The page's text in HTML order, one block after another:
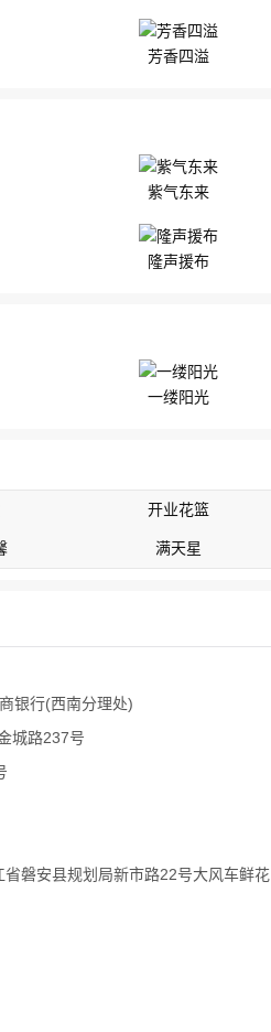
芳香四溢
紫气东来
隆声援布
一缕阳光
开业花篮
满天星
银行(西南分理处)
城路237号
磐安县规划局新市路22号大风车鲜花